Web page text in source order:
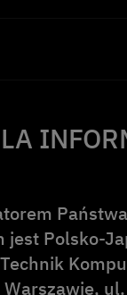
edycje
jest Polsko-